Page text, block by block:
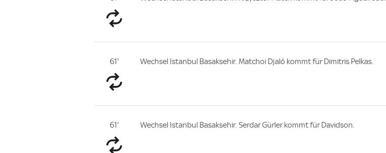
61' Wechsel Istanbul Basaksehir. Matchoi Djaló kommt für Dimitris Pelkas.
61' Wechsel Istanbul Basaksehir. Serdar Gürler kommt für Davidson.